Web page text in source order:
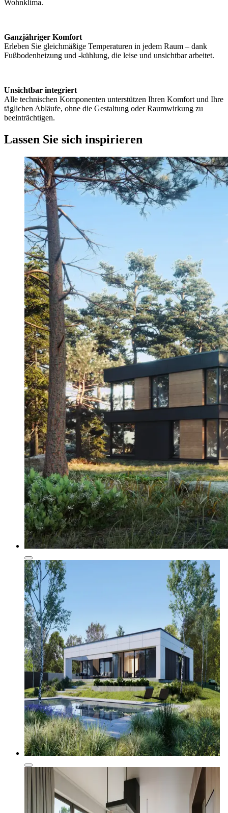
Wohnklima.
Ganzjähriger Komfort
Erleben Sie gleichmäßige Temperaturen in jedem Raum – dank
Fußbodenheizung und -kühlung, die leise und unsichtbar arbeitet.
Unsichtbar integriert
Alle technischen Komponenten unterstützen Ihren Komfort und Ihre
täglichen Abläufe, ohne die Gestaltung oder Raumwirkung zu
beeinträchtigen.
Lassen Sie sich inspirieren